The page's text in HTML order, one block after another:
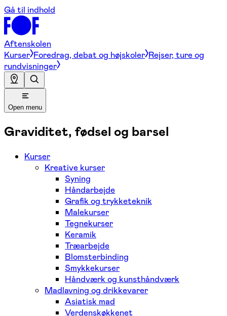
Gå til indhold
Aftenskolen
Kurser Foredrag, debat og højskoler Rejser, ture og
rundvisninger
Open menu
Graviditet, fødsel og barsel
Kurser
Kreative kurser
Syning
Håndarbejde
Grafik og trykketeknik
Malekurser
Tegnekurser
Keramik
Træarbejde
Blomsterbinding
Smykkekurser
Håndværk og kunsthåndværk
Madlavning og drikkevarer
Asiatisk mad
Verdenskøkkenet